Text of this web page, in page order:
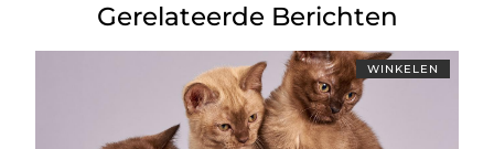
Gerelateerde Berichten
WINKELEN